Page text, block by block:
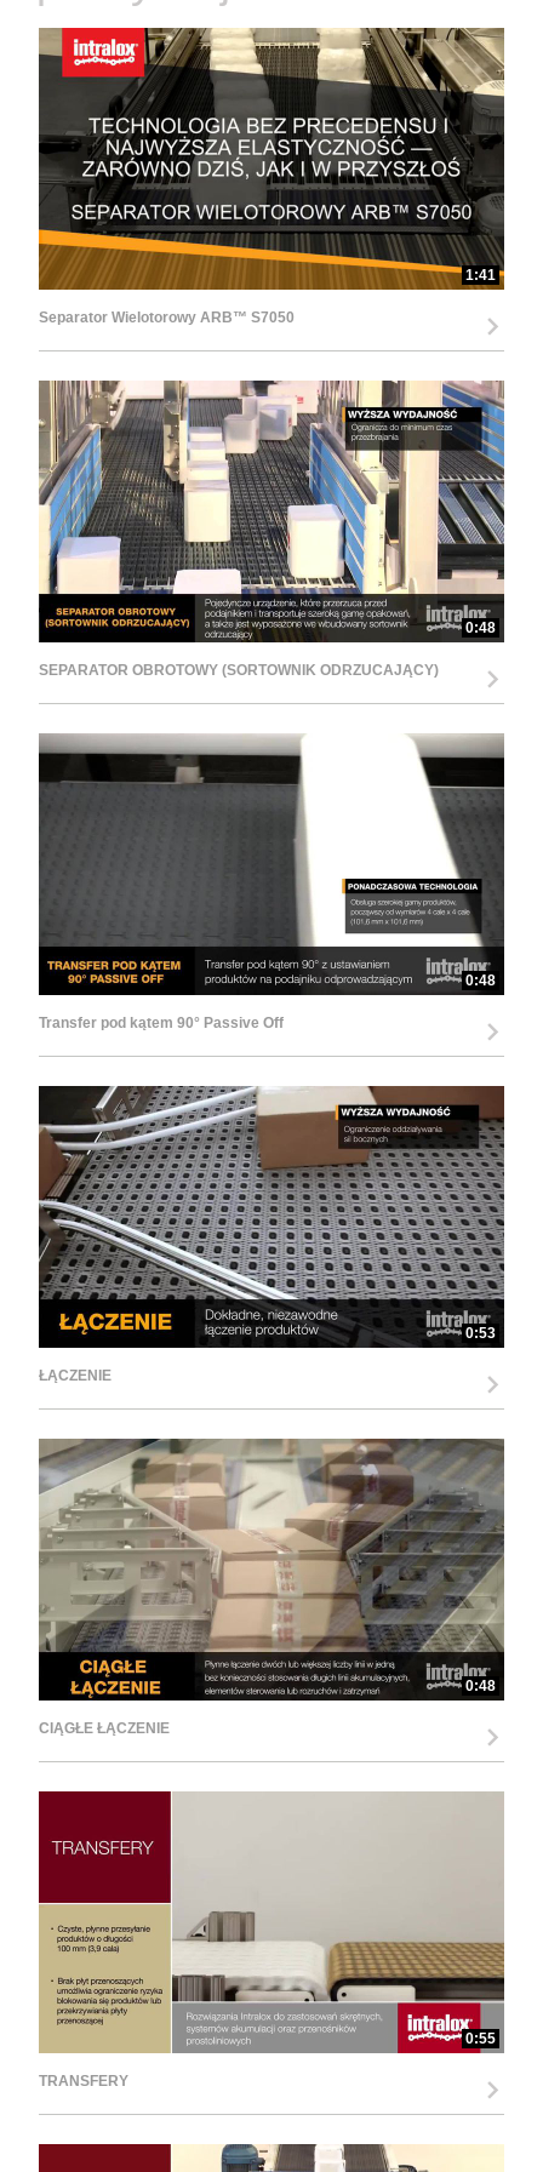
d
e
o
1:41
Separator Wielotorowy ARB™ S7050
0:48
SEPARATOR OBROTOWY (SORTOWNIK ODRZUCAJĄCY)
0:48
Transfer pod kątem 90° Passive Off
0:53
ŁĄCZENIE
0:48
CIĄGŁE ŁĄCZENIE
0:55
TRANSFERY